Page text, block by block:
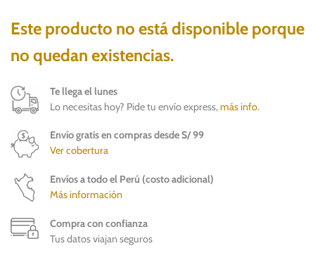
Este producto no está disponible porque
no quedan existencias.
Te llega el lunes
Lo necesitas hoy? Pide tu envío express,más info.
Envío gratis en compras desde S/ 99
Ver cobertura
Envíos a todo el Perú (costo adicional)
Más información
Compra con confianza
Tus datos viajan seguros